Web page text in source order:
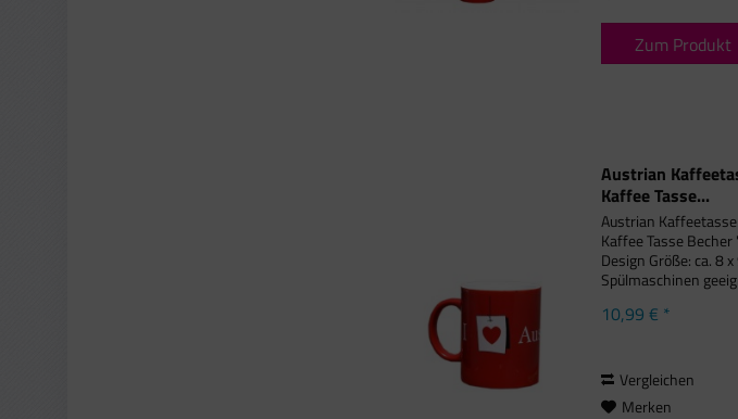
Zum Produkt
Austrian
Kaffee Tasse...
Austrian
Kaffee Tasse
Design Größe: ca. 8
Spülmaschinen
10,99 € *
Vergleichen
Merken